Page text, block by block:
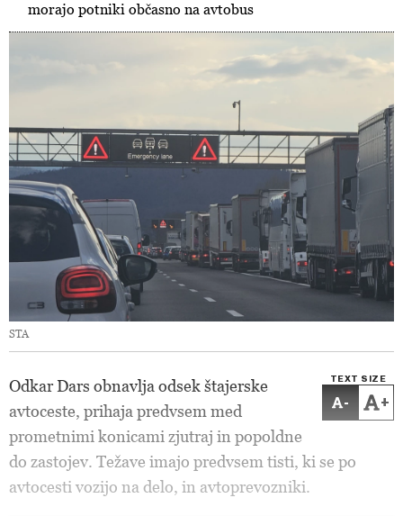
morajo potniki občasno na avtobus
STA
TEXT SIZE
- +
Odkar Dars obnavlja odsek štajerske
avtoceste, prihaja predvsem med
prometnimi konicami zjutraj in popoldne
do zastojev. Težave imajo predvsem tisti, ki se po
avtocesti vozijo na delo, in avtoprevozniki.